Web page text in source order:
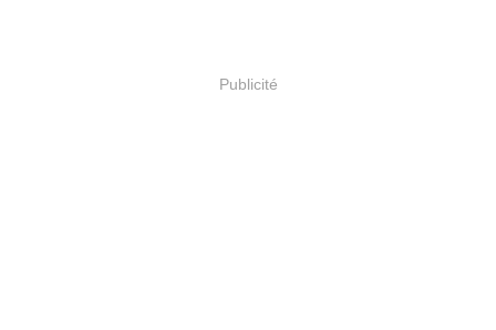
Publicité